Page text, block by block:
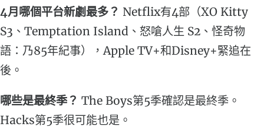
4月哪個平台新劇最多？ Netflix有4部（XO Kitty
S3、Temptation Island、怒嗆人生 S2、怪奇物
語：乃85年紀事），Apple TV+和Disney+緊追在
後。
哪些是最終季？ The Boys第5季確認是最終季。
Hacks第5季很可能也是。